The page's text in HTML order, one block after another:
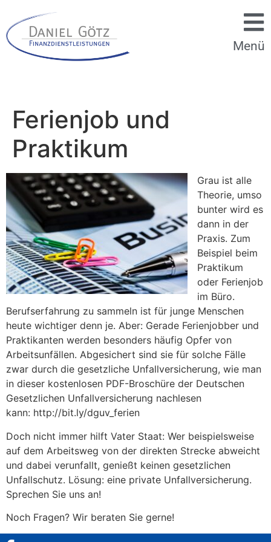
Menü
Ferienjob und
Praktikum
Grau ist alle
Theorie, umso
bunter wird es
dann in der
Praxis. Zum
Beispiel beim
Praktikum
oder Ferienjob
im Büro.
Berufserfahrung zu sammeln ist für junge Menschen
heute wichtiger denn je. Aber: Gerade Ferienjobber und
Praktikanten werden besonders häufig Opfer von
Arbeitsunfällen. Abgesichert sind sie für solche Fälle
zwar durch die gesetzliche Unfallversicherung, wie man
in dieser kostenlosen PDF-Broschüre der Deutschen
Gesetzlichen Unfallversicherung nachlesen
kann: http://bit.ly/dguv_ferien
Doch nicht immer hilft Vater Staat: Wer beispielsweise
auf dem Arbeitsweg von der direkten Strecke abweicht
und dabei verunfallt, genießt keinen gesetzlichen
Unfallschutz. Lösung: eine private Unfallversicherung.
Sprechen Sie uns an!
Noch Fragen? Wir beraten Sie gerne!